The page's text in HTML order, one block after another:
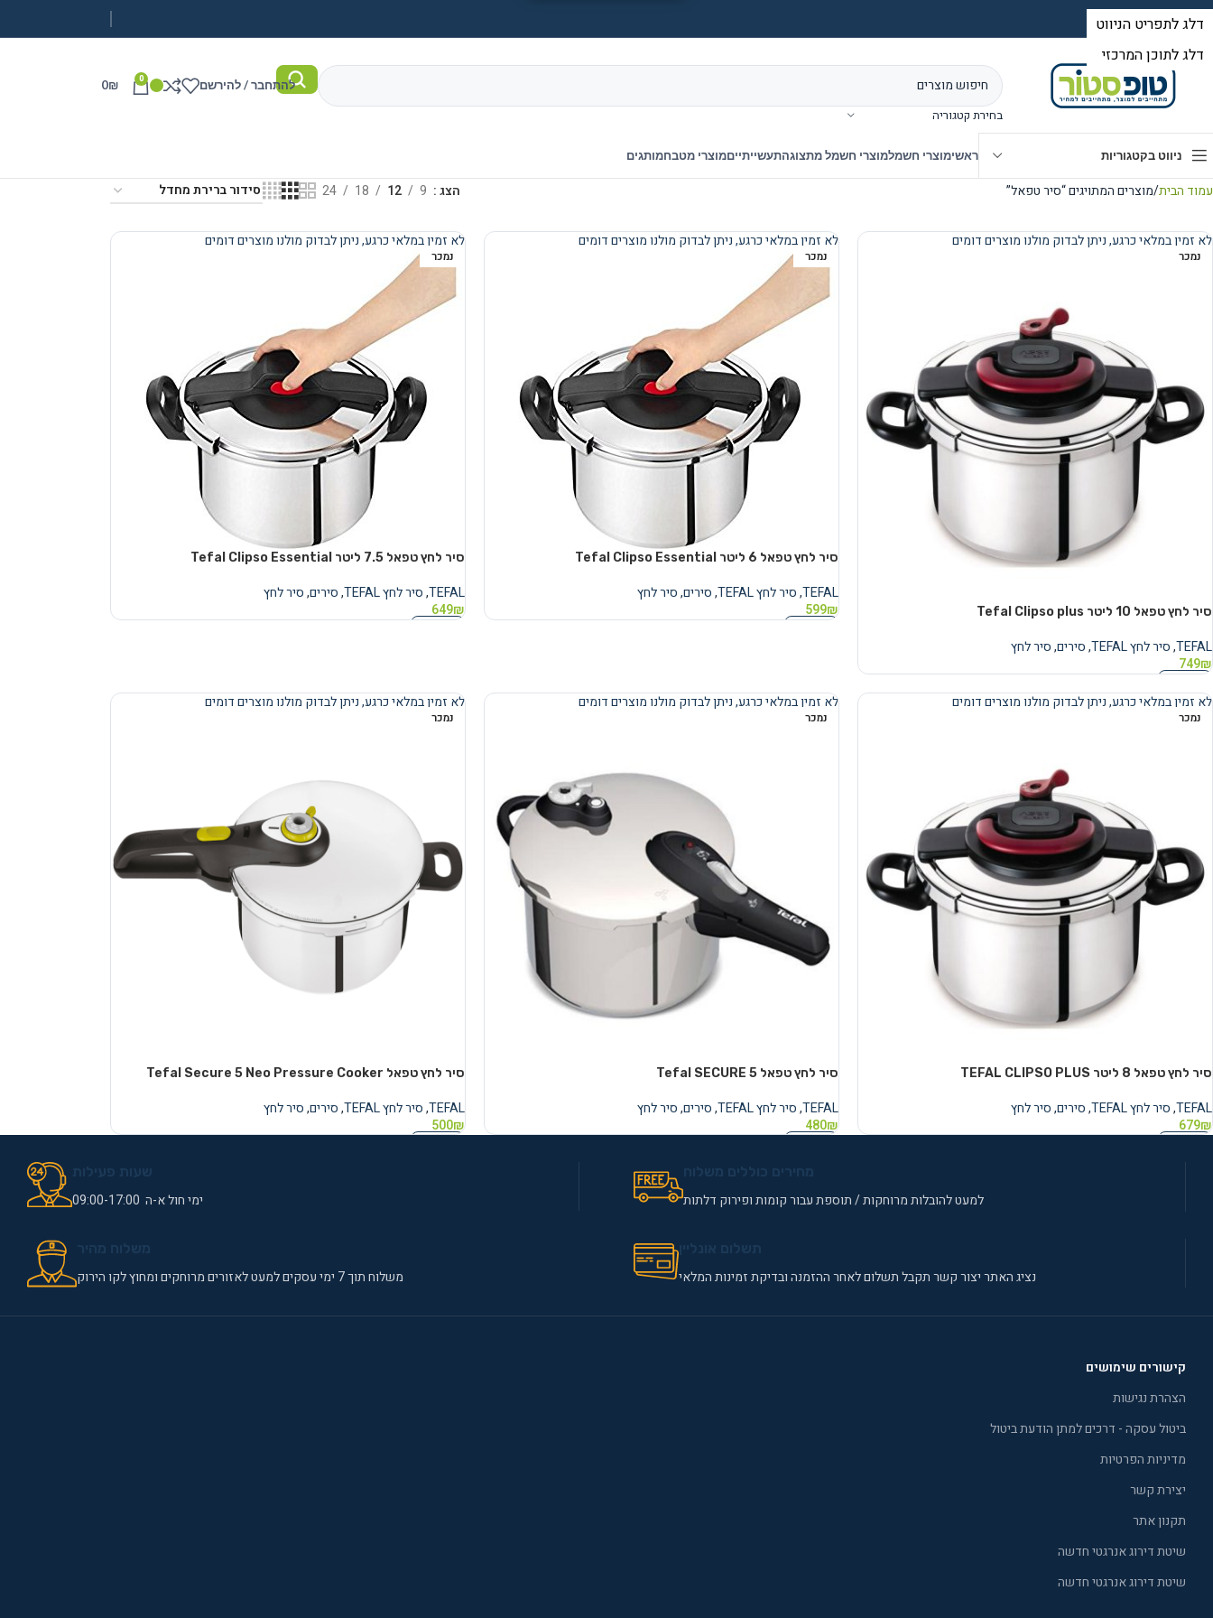
בחירת קטגוריה
להתחבר / להירשם 0
0₪
ניווט בקטגוריות ראשימוצרי חשמלמוצרי חשמל מתצוגהתעשייתייםמוצרי מטבחמותגים
עמוד הבית מוצרים המתויגים “סיר טפאל” הצג 9
12
18
24
נמכר
לא זמין במלאי כרגע, ניתן לבדוק מולנו מוצרים דומים
סיר לחץ טפאל ‏10 ‏ליטר Tefal Clipso plus
TEFAL
,סיר לחץ TEFAL ,סירים,סיר לחץ
749₪
מידע נוסף
נמכר
לא זמין במלאי כרגע, ניתן לבדוק מולנו מוצרים דומים
סיר לחץ טפאל ‏6 ‏ליטר Tefal Clipso Essential
TEFAL
,סיר לחץ TEFAL ,סירים,סיר לחץ
599₪
מידע נוסף
נמכר
לא זמין במלאי כרגע, ניתן לבדוק מולנו מוצרים דומים
סיר לחץ טפאל ‏7.5 ‏ליטר Tefal Clipso Essential
TEFAL
,סיר לחץ TEFAL ,סירים,סיר לחץ
649₪
מידע נוסף
נמכר
לא זמין במלאי כרגע, ניתן לבדוק מולנו מוצרים דומים
סיר לחץ טפאל ‏8 ‏ליטר TEFAL CLIPSO PLUS
TEFAL
,סיר לחץ TEFAL ,סירים,סיר לחץ
679₪
מידע נוסף
נמכר
לא זמין במלאי כרגע, ניתן לבדוק מולנו מוצרים דומים
סיר לחץ טפאל Tefal SECURE 5
TEFAL
,סיר לחץ TEFAL ,סירים,סיר לחץ
480₪
מידע נוסף
נמכר
לא זמין במלאי כרגע, ניתן לבדוק מולנו מוצרים דומים
סיר לחץ טפאל Tefal Secure 5 Neo Pressure Cooker
TEFAL
,סיר לחץ TEFAL ,סירים,סיר לחץ
500₪
מידע נוסף
למעט להובלות מרוחקות / תוספת עבור קומות ופירוק דלתות ימי חול א-ה 09:00-17:00
נציג האתר יצור קשר תקבל תשלום לאחר ההזמנה ובדיקת זמינות המלאי משלוח תוך 7 ימי עסקים למעט לאזורים מרוחקים ומחוץ לקו הירוק
קישורים שימושים
הצהרת נגישות
ביטול עסקה - דרכים למתן הודעת ביטול
מדיניות הפרטיות
יצירת קשר
תקנון אתר
שיטת דירוג אנרגטי חדשה
שיטת דירוג אנרגטי חדשה